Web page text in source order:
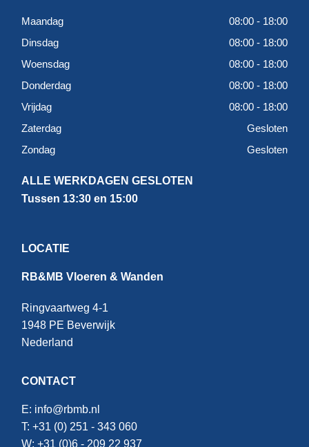
Maandag
08:00 - 18:00
Dinsdag
08:00 - 18:00
Woensdag
08:00 - 18:00
Donderdag
08:00 - 18:00
Vrijdag
08:00 - 18:00
Zaterdag
Gesloten
Zondag
Gesloten
ALLE WERKDAGEN GESLOTEN
Tussen 13:30 en 15:00
LOCATIE
RB&MB Vloeren & Wanden
Ringvaartweg 4-1
1948 PE Beverwijk
Nederland
CONTACT
E: info@rbmb.nl
T: +31 (0) 251 - 343 060
W: +31 (0)6 - 209 22 937